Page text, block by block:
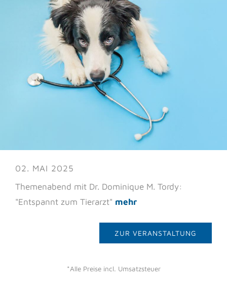
02. MAI 2025
Themenabend mit Dr. Dominique M. Tordy:
"Entspannt zum Tierarzt" mehr
ZUR VERANSTALTUNG
*Alle Preise incl. Umsatzsteuer